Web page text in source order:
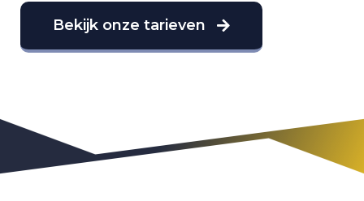
Bekijk onze tarieven